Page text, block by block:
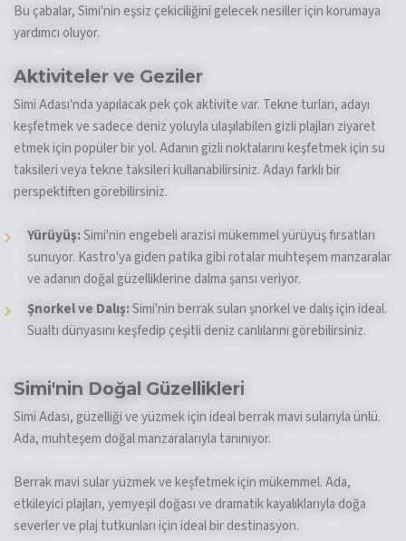
Bu çabalar, Simi'nin eşsiz çekiciliğini gelecek nesiller için korumaya
yardımcı oluyor.
Aktiviteler ve Geziler
Simi Adası'nda yapılacak pek çok aktivite var. Tekne turları, adayı
keşfetmek ve sadece deniz yoluyla ulaşılabilen gizli plajları ziyaret
etmek için popüler bir yol. Adanın gizli noktalarını keşfetmek için su
taksileri veya tekne taksileri kullanabilirsiniz. Adayı farklı bir
perspektiften görebilirsiniz.
Yürüyüş:Simi'nin engebeli arazisi mükemmel yürüyüş fırsatları
sunuyor. Kastro'ya giden patika gibi rotalar muhteşem manzaralar
ve adanın doğal güzelliklerine dalma şansı veriyor.
Şnorkel ve Dalış:Simi'nin berrak suları şnorkel ve dalış için ideal.
Sualtı dünyasını keşfedip çeşitli deniz canlılarını görebilirsiniz.
Simi'nin Doğal Güzellikleri
Simi Adası, güzelliği ve yüzmek için ideal berrak mavi sularıyla ünlü.
Ada, muhteşem doğal manzaralarıyla tanınıyor.
Berrak mavi sular yüzmek ve keşfetmek için mükemmel. Ada,
etkileyici plajları, yemyeşil doğası ve dramatik kayalıklarıyla doğa
severler ve plaj tutkunları için ideal bir destinasyon.